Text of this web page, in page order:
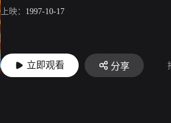
上映： 1997-10-17
立即观看 分享